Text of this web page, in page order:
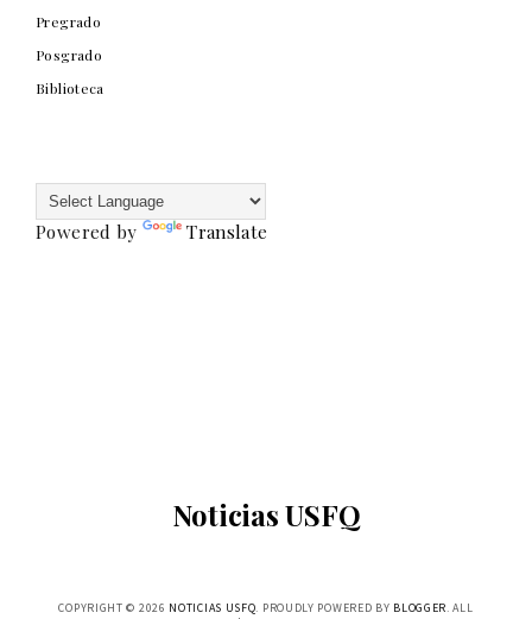
Pregrado
Posgrado
Biblioteca
Powered by Translate
Noticias USFQ
COPYRIGHT © 2026 NOTICIAS USFQ. PROUDLY POWERED BY BLOGGER. ALL